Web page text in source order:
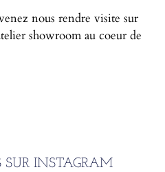
nous rendre visite sur
showroom au coeur de
INSTAGRAM